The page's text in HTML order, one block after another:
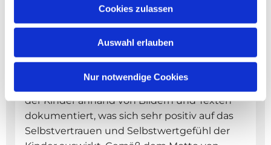
Cookies zulassen
Auswahl erlauben
Nur notwendige Cookies
Bewegung – Persönlichkeitsentwicklung-
Spiel-Kreativität –Sprache
Die Bedürfnisse der Kinder nehmen
entscheidend Einfluss auf die Auswahl der
angebotenen Aktivitäten und Projekte. In
Erinnerungsmappen wird die Entwicklung
der Kinder anhand von Bildern und Texten
dokumentiert, was sich sehr positiv auf das
Selbstvertrauen und Selbstwertgefühl der